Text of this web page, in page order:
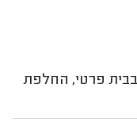
פרטי, החלפת